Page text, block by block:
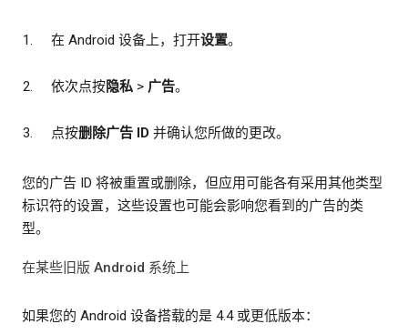
在 Android 设备上，打开设置。
依次点按隐私 > 广告。
点按删除广告 ID 并确认您所做的更改。
您的广告 ID 将被重置或删除，但应用可能各有采用其他类型
标识符的设置，这些设置也可能会影响您看到的广告的类
型。
在某些旧版 Android 系统上
如果您的 Android 设备搭载的是 4.4 或更低版本：